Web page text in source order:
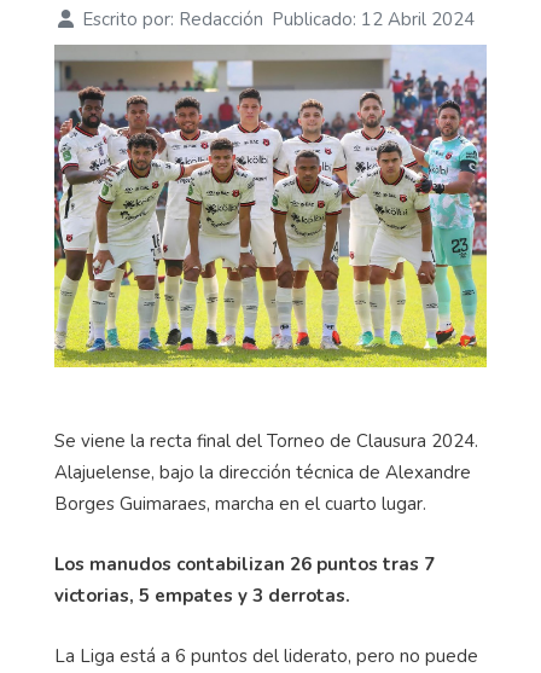
Escrito por: Redacción Publicado: 12 Abril 2024
Se viene la recta final del Torneo de Clausura 2024.
Alajuelense, bajo la dirección técnica de Alexandre
Borges Guimaraes, marcha en el cuarto lugar.
Los manudos contabilizan 26 puntos tras 7
victorias, 5 empates y 3 derrotas.
La Liga está a 6 puntos del liderato, pero no puede